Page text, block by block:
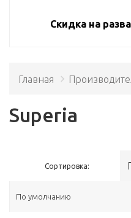
Скидка на
Главная
Superia
Сортировка: